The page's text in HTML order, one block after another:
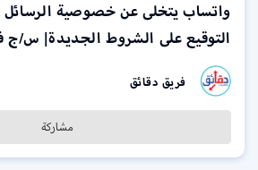
واتساب يتخلى عن خصوصية الرسائل
التوقيع على الشروط الجديدة| س/ج
فريق دقائق
مشاركة